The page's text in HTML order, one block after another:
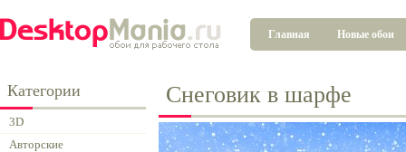
Главная Новые обои
Категории
3D
Авторские
Снеговик в шарфе